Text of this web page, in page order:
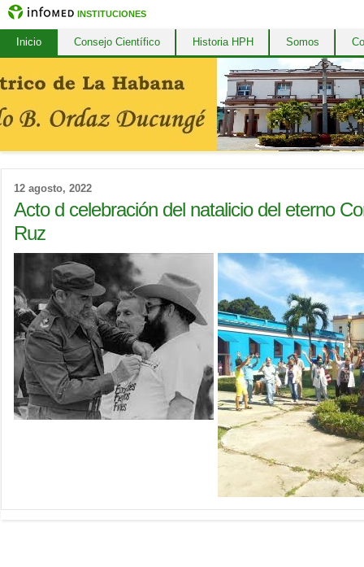
INSTITUCIONES
Inicio Consejo Científico Historia HPH Somos
12 agosto, 2022
Acto d celebración del natalicio del eterno
Ruz